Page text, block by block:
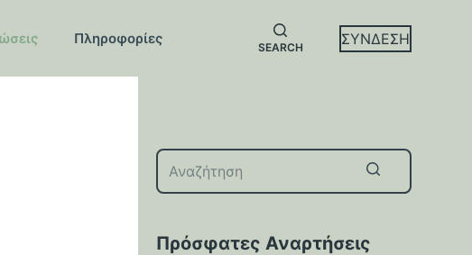
Πληροφορίες
SEARCH ΣΥΝΔΕΣΗ
Πρόσφατες Αναρτήσεις